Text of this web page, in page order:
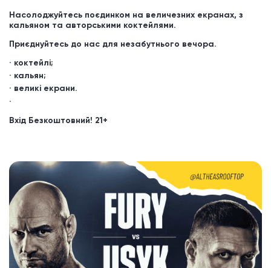
Насолоджуйтесь поєдинком на величезних екранах, з
кальяном та авторськими коктейлями.
Приєднуйтесь до нас для незабутнього вечора.
коктейлі;
кальян;
великі екрани.
Вхід Безкоштовний! 21+